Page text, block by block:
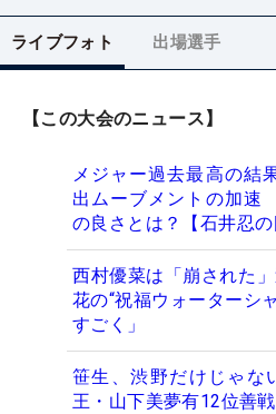
ライブフォト 出場選手
【この大会のニュース】
メジャー過去最高の結
出ムーブメントの加
の良さとは？【石井忍の
西村優菜は「崩された
花の“祝福ウォーターシ
すごく」
笹生、渋野だけじゃ
王・山下美夢有12位善